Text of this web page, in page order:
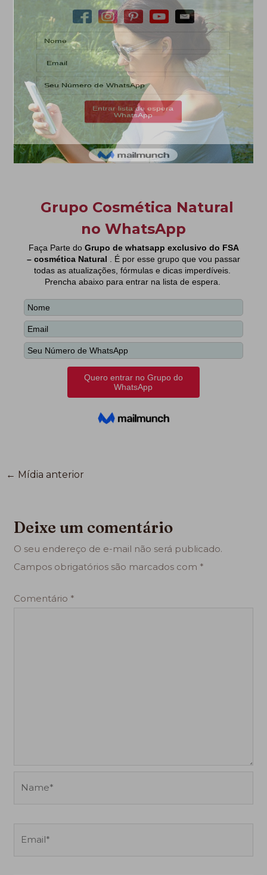
← Mídia anterior
Deixe um comentário
O seu endereço de e-mail não será publicado.
Campos obrigatórios são marcados com *
Comentário *